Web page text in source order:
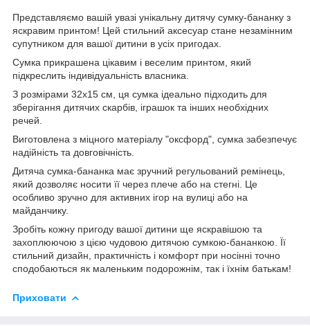
Представляємо вашій увазі унікальну дитячу сумку-бананку з
яскравим принтом! Цей стильний аксесуар стане незамінним
супутником для вашої дитини в усіх пригодах.
Сумка прикрашена цікавим і веселим принтом, який
підкреслить індивідуальність власника.
З розмірами 32х15 см, ця сумка ідеально підходить для
зберігання дитячих скарбів, іграшок та інших необхідних
речей.
Виготовлена з міцного матеріалу "оксфорд", сумка забезпечує
надійність та довговічність.
Дитяча сумка-бананка має зручний регульований ремінець,
який дозволяє носити її через плече або на стегні. Це
особливо зручно для активних ігор на вулиці або на
майданчику.
Зробіть кожну пригоду вашої дитини ще яскравішою та
захоплюючою з цією чудовою дитячою сумкою-бананкою. Її
стильний дизайн, практичність і комфорт при носінні точно
сподобаються як маленьким подорожнім, так і їхнім батькам!
Приховати